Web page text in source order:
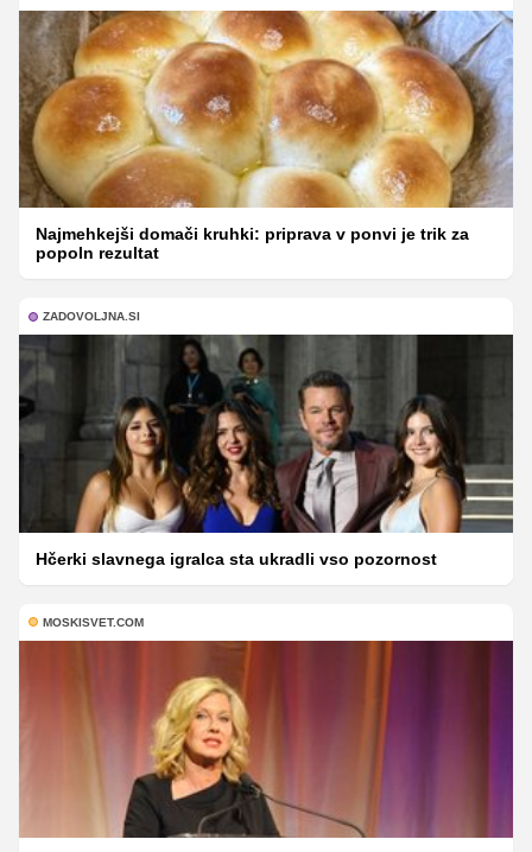
Najmehkejši domači kruhki: priprava v ponvi je trik za
popoln rezultat
ZADOVOLJNA.SI
Hčerki slavnega igralca sta ukradli vso pozornost
MOSKISVET.COM